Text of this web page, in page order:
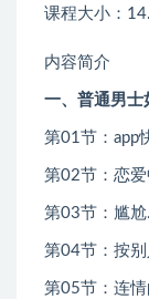
课程大小：
内容简介
一、普通男士
第01节：app
第02节：恋
第03节：尴
第04节：按
第05节：连